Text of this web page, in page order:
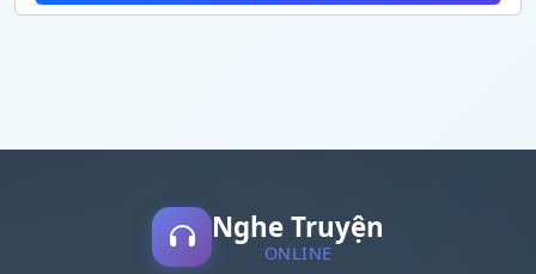
Nghe Truyện
ONLINE